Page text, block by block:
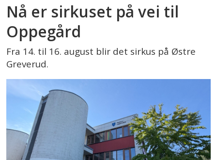
Nå er sirkuset på vei til
Oppegård
Fra 14. til 16. august blir det sirkus på Østre
Greverud.